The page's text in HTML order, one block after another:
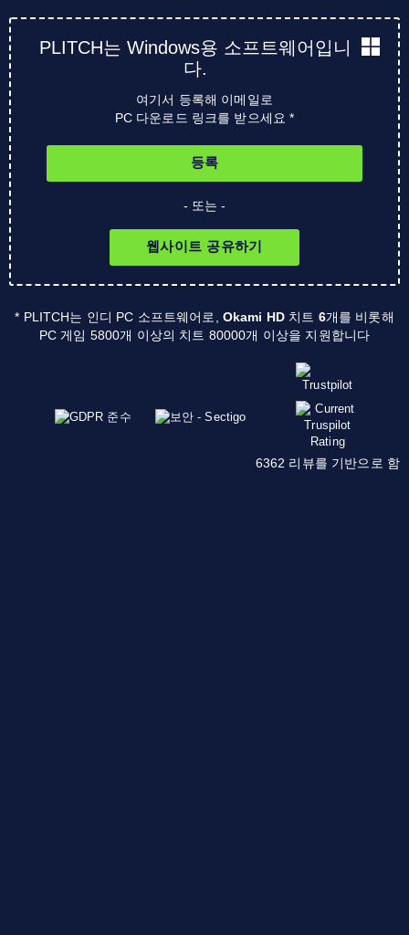
PLITCH는 Windows용 소프트웨어입니
다.
여기서 등록해 이메일로
PC 다운로드 링크를 받으세요 *
등록
- 또는 -
웹사이트 공유하기
* PLITCH는 인디 PC 소프트웨어로, Okami HD 치트 6개를 비롯해
PC 게임 5800개 이상의 치트 80000개 이상을 지원합니다
6362 리뷰를 기반으로 함